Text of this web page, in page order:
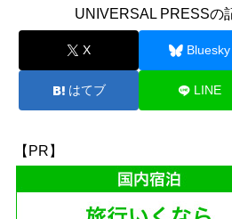
UNIVERSAL PRESSの
X Bluesky
はてブ LINE
【PR】